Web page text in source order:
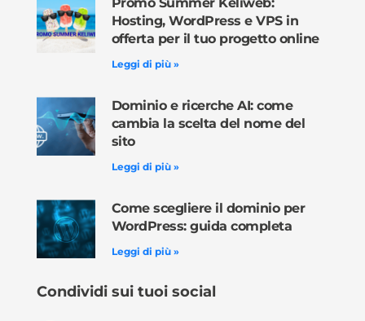
Promo Summer Keliweb:
Hosting, WordPress e VPS in
offerta per il tuo progetto online
Leggi di più »
Dominio e ricerche AI: come
cambia la scelta del nome del
sito
Leggi di più »
Come scegliere il dominio per
WordPress: guida completa
Leggi di più »
Condividi sui tuoi social